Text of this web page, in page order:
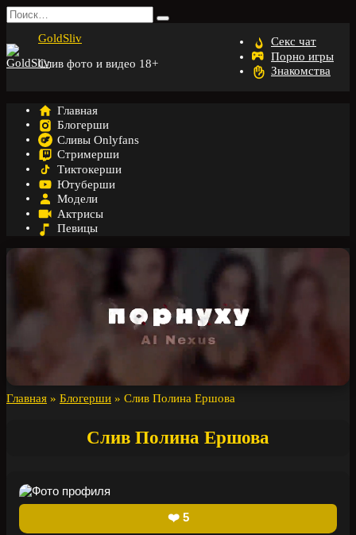
Перейти
к
содержанию
Search
for:
GoldSliv
Слив фото и видео 18+
Секс чат
Порно игры
Знакомства
Главная
Блогерши
Сливы Onlyfans
Стримерши
Тиктокерши
Ютуберши
Модели
Актрисы
Певицы
Главная » Блогерши » Слив Полина Ершова
Слив Полина Ершова
❤️ 5